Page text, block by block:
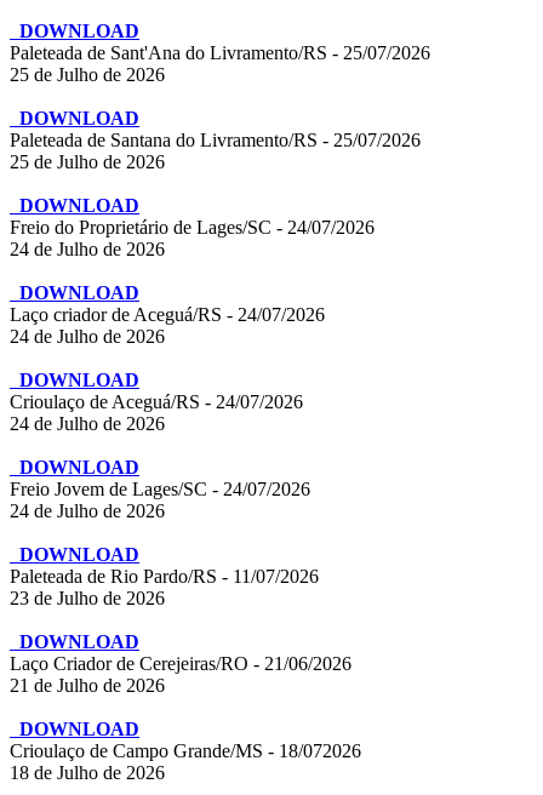
DOWNLOAD
Paleteada de Sant'Ana do Livramento/RS - 25/07/2026
25 de Julho de 2026
DOWNLOAD
Paleteada de Santana do Livramento/RS - 25/07/2026
25 de Julho de 2026
DOWNLOAD
Freio do Proprietário de Lages/SC - 24/07/2026
24 de Julho de 2026
DOWNLOAD
Laço criador de Aceguá/RS - 24/07/2026
24 de Julho de 2026
DOWNLOAD
Crioulaço de Aceguá/RS - 24/07/2026
24 de Julho de 2026
DOWNLOAD
Freio Jovem de Lages/SC - 24/07/2026
24 de Julho de 2026
DOWNLOAD
Paleteada de Rio Pardo/RS - 11/07/2026
23 de Julho de 2026
DOWNLOAD
Laço Criador de Cerejeiras/RO - 21/06/2026
21 de Julho de 2026
DOWNLOAD
Crioulaço de Campo Grande/MS - 18/072026
18 de Julho de 2026